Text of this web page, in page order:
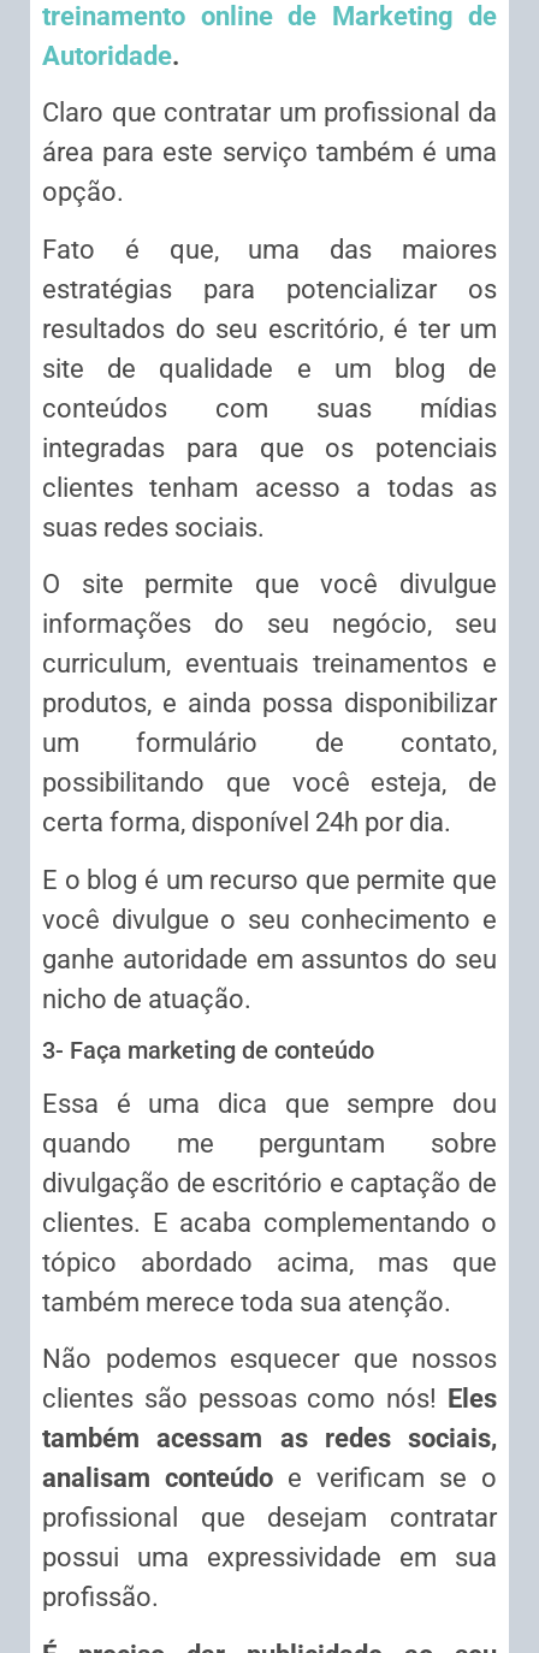
treinamento online de Marketing de
Autoridade.
Claro que contratar um profissional da
área para este serviço também é uma
opção.
Fato é que, uma das maiores
estratégias para potencializar os
resultados do seu escritório, é ter um
site de qualidade e um blog de
conteúdos com suas mídias
integradas para que os potenciais
clientes tenham acesso a todas as
suas redes sociais.
O site permite que você divulgue
informações do seu negócio, seu
curriculum, eventuais treinamentos e
produtos, e ainda possa disponibilizar
um formulário de contato,
possibilitando que você esteja, de
certa forma, disponível 24h por dia.
E o blog é um recurso que permite que
você divulgue o seu conhecimento e
ganhe autoridade em assuntos do seu
nicho de atuação.
3- Faça marketing de conteúdo
Essa é uma dica que sempre dou
quando me perguntam sobre
divulgação de escritório e captação de
clientes. E acaba complementando o
tópico abordado acima, mas que
também merece toda sua atenção.
Não podemos esquecer que nossos
clientes são pessoas como nós! Eles
também acessam as redes sociais,
analisam conteúdo e verificam se o
profissional que desejam contratar
possui uma expressividade em sua
profissão.